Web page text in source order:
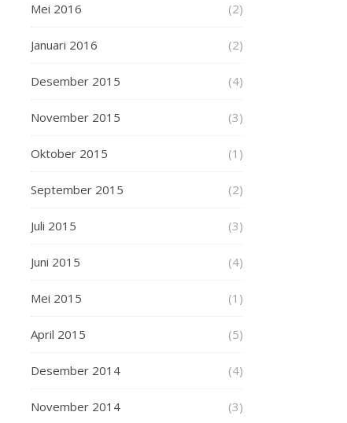
Mei 2016 (2)
Januari 2016 (2)
Desember 2015 (4)
November 2015 (3)
Oktober 2015 (1)
September 2015 (2)
Juli 2015 (3)
Juni 2015 (4)
Mei 2015 (1)
April 2015 (5)
Desember 2014 (4)
November 2014 (3)